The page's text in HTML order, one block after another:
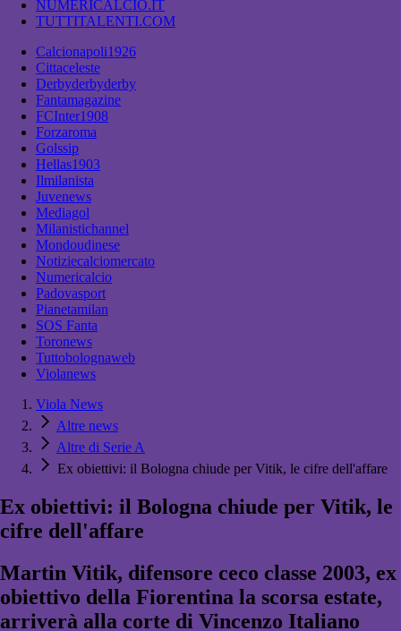
NUMERICALCIO.IT
TUTTITALENTI.COM
Calcionapoli1926
Cittaceleste
Derbyderbyderby
Fantamagazine
FCInter1908
Forzaroma
Golssip
Hellas1903
Ilmilanista
Juvenews
Mediagol
Milanistichannel
Mondoudinese
Notiziecalciomercato
Numericalcio
Padovasport
Pianetamilan
SOS Fanta
Toronews
Tuttobolognaweb
Violanews
Viola News
Altre news
Altre di Serie A
Ex obiettivi: il Bologna chiude per Vitik, le cifre dell'affare
Ex obiettivi: il Bologna chiude per Vitik, le
cifre dell'affare
Martin Vitik, difensore ceco classe 2003, ex
obiettivo della Fiorentina la scorsa estate,
arriverà alla corte di Vincenzo Italiano